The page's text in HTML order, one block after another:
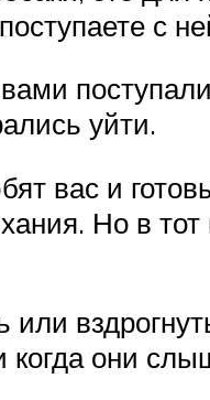
с
уйти.
вас и
Но в
они